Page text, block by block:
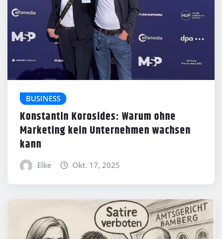
BUSINESS
Konstantin Korosides: Warum ohne
Marketing kein Unternehmen wachsen
kann
Elke Okt. 17, 2025